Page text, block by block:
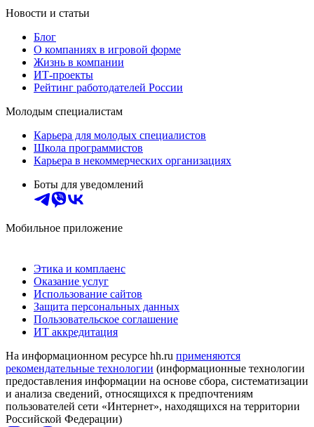
Новости и статьи
Блог
О компаниях в игровой форме
Жизнь в компании
ИТ-проекты
Рейтинг работодателей России
Молодым специалистам
Карьера для молодых специалистов
Школа программистов
Карьера в некоммерческих организациях
Боты для уведомлений
Мобильное приложение
Этика и комплаенс
Оказание услуг
Использование сайтов
Защита персональных данных
Пользовательское соглашение
ИТ аккредитация
На информационном ресурсе hh.ru применяются
рекомендательные технологии (информационные технологии
предоставления информации на основе сбора, систематизации
и анализа сведений, относящихся к предпочтениям
пользователей сети «Интернет», находящихся на территории
Российской Федерации)